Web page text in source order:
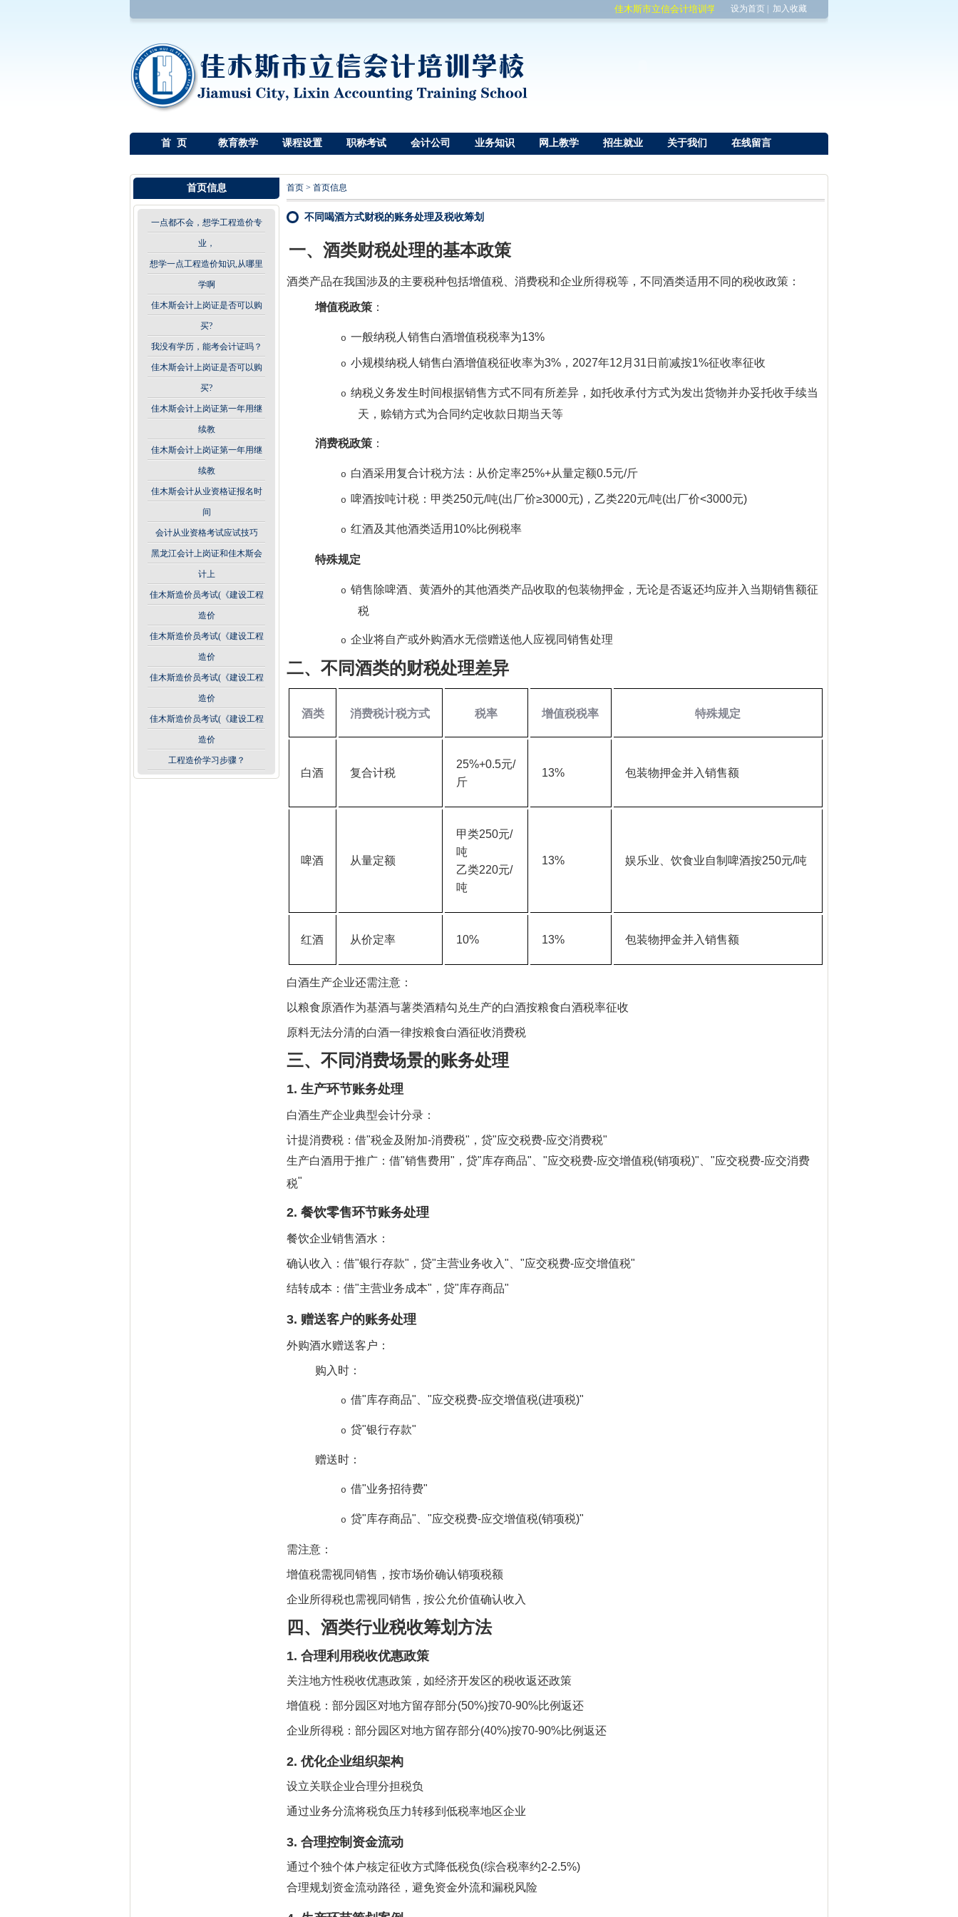
佳木斯市立信会计培训学校欢迎您!设为首页 加入收藏
首 页 教育教学 课程设置 职称考试 会计公司 业务知识 网上教学 招生就业 关于我们 在线留言
首页信息
一点都不会，想学工程造价专
业，
想学一点工程造价知识,从哪里
学啊
佳木斯会计上岗证是否可以购
买?
我没有学历，能考会计证吗？
佳木斯会计上岗证是否可以购
买?
佳木斯会计上岗证第一年用继
续教
佳木斯会计上岗证第一年用继
续教
佳木斯会计从业资格证报名时
间
会计从业资格考试应试技巧
黑龙江会计上岗证和佳木斯会
计上
佳木斯造价员考试(《建设工程
造价
佳木斯造价员考试(《建设工程
造价
佳木斯造价员考试(《建设工程
造价
佳木斯造价员考试(《建设工程
造价
工程造价学习步骤？
首页 > 首页信息
不同喝酒方式财税的账务处理及税收筹划
一、酒类财税处理的基本政策
酒类产品在我国涉及的主要税种包括增值税、消费税和企业所得税等，不同酒类适用不同的税收政策：
增值税政策 ：
o 一般纳税人销售白酒增值税税率为13%
o 小规模纳税人销售白酒增值税征收率为3% ， 2027年12 月 31 日前减按1%征收率征收
o 纳税义务发生时间根据销售方式不同有所差异，如托收承付方式为发出货物并办妥托收手续当
天，赊销方式为合同约定收款日期当天等
消费税政策 ：
o 白酒采用复合计税方法：从价定率25%+从量定额0.5元/斤
o 啤酒按吨计税：甲类250元/吨(出厂价≥3000元) ，乙类220元/吨(出厂价<3000元)
o 红酒及其他酒类适用 10%比例税率
特殊规定
o 销售除啤酒、黄酒外的其他酒类产品收取的包装物押金，无论是否返还均应并入当期销售额征
税
o 企业将自产或外购酒水无偿赠送他人应视同销售处理
二、不同酒类的财税处理差异
酒类 消费税计税方式 税率 增值税税率 特殊规定
白酒 复合计税
25%+0.5元/
斤
13% 包装物押金并入销售额
啤酒 从量定额
甲类250元/
吨
乙类220元/
吨
13% 娱乐业、饮食业自制啤酒按250元/吨
红酒 从价定率 10% 13% 包装物押金并入销售额
白酒生产企业还需注意：
以粮食原酒作为基酒与薯类酒精勾兑生产的白酒按粮食白酒税率征收
原料无法分清的白酒一律按粮食白酒征收消费税
三、不同消费场景的账务处理
1. 生产环节账务处理
白酒生产企业典型会计分录：
计提消费税：借"税金及附加-消费税" ，贷"应交税费-应交消费税"
生产白酒用于推广：借"销售费用" ，贷"库存商品" "应交税费-应交增值税(销项税)" "应交税费-应交消费
税"
2. 餐饮零售环节账务处理
餐饮企业销售酒水：
确认收入：借"银行存款" ，贷"主营业务收入" "应交税费-应交增值税"
结转成本：借"主营业务成本" ，贷"库存商品"
3. 赠送客户的账务处理
外购酒水赠送客户：
购入时：
o 借"库存商品" "应交税费-应交增值税(进项税)"
o 贷"银行存款"
赠送时：
o 借"业务招待费"
o 贷"库存商品" "应交税费-应交增值税(销项税)"
需注意：
增值税需视同销售，按市场价确认销项税额
企业所得税也需视同销售，按公允价值确认收入
四、酒类行业税收筹划方法
1. 合理利用税收优惠政策
关注地方性税收优惠政策，如经济开发区的税收返还政策
增值税：部分园区对地方留存部分(50%)按70-90%比例返还
企业所得税：部分园区对地方留存部分(40%)按70-90%比例返还
2. 优化企业组织架构
设立关联企业合理分担税负
通过业务分流将税负压力转移到低税率地区企业
3. 合理控制资金流动
通过个独个体户核定征收方式降低税负(综合税率约2-2.5%)
合理规划资金流动路径，避免资金外流和漏税风险